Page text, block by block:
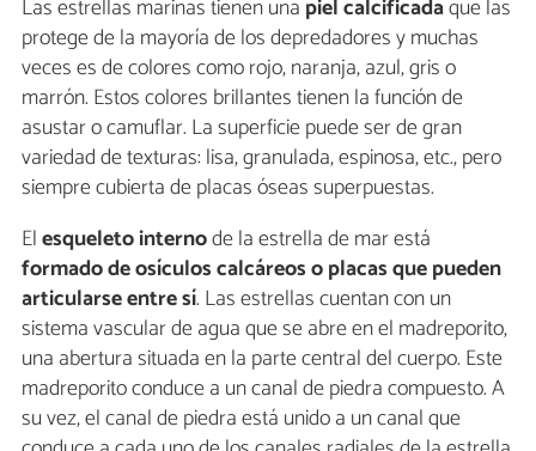
Las estrellas marinas tienen una piel calcificadaque las
protege de la mayoría de los depredadores y muchas
veces es de colores como rojo, naranja, azul, gris o
marrón. Estos colores brillantes tienen la función de
asustar o camuflar. La superficie puede ser de gran
variedad de texturas: lisa, granulada, espinosa, etc., pero
siempre cubierta de placas óseas superpuestas.
Elesqueleto internode la estrella de mar está
formado de osículos calcáreos o placas que pueden
articularse entre sí. Las estrellas cuentan con un
sistema vascular de agua que se abre en el madreporito,
una abertura situada en la parte central del cuerpo. Este
madreporito conduce a un canal de piedra compuesto. A
su vez, el canal de piedra está unido a un canal que